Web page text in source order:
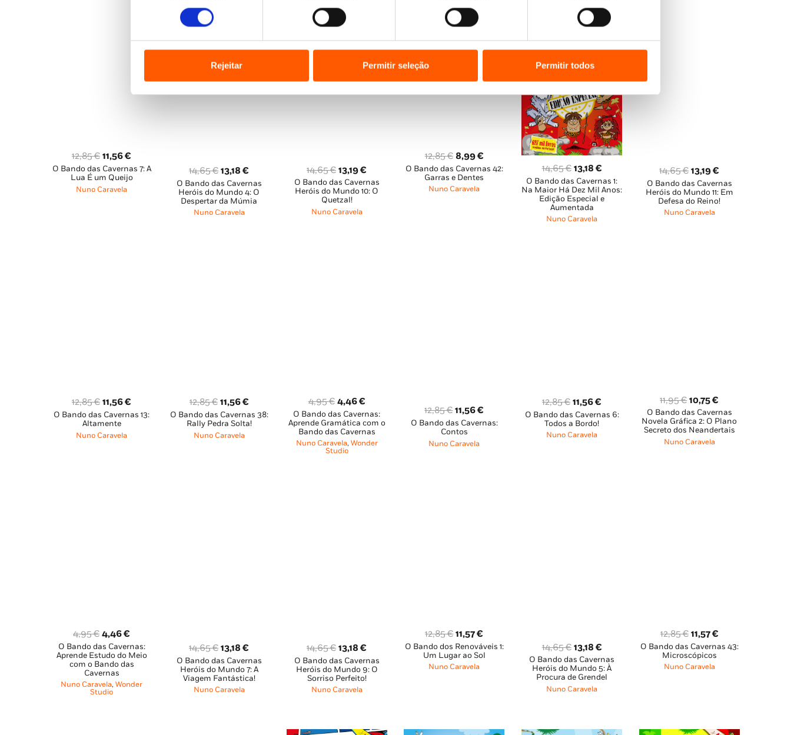
consentimento
Rejeitar Permitir seleção Permitir todos
12,85€ O
preço
original
11,56€
preço
O Bando das Cavernas 7: A
Lua É um Queijo
Nuno Caravela
14,65€O
preço
original
era:
13,18€
preço
atual
O Bando das Cavernas
Heróis do Mundo 4: O
Despertar da Múmia
Nuno Caravela
14,65€ O
preço
original
era:
13,19€
preço
atual
O Bando das Cavernas
Heróis do Mundo 10: O
Quetzal!
Nuno Caravela
12,85€ O
preço
original
8,99€O
preço
atual
O Bando das Cavernas 42:
Garras e Dentes
Nuno Caravela
14,65€ O
preço
original
era:
14,65 €.
13,18 €O
preço
atual
O Bando das Cavernas 1:
Na Maior Há Dez Mil Anos:
Edição Especial e
Aumentada
Nuno Caravela
14,65€O
preço
original
era:
13,19€
preço
atual
O Bando das Cavernas
Heróis do Mundo 11: Em
Defesa do Reino!
Nuno Caravela
12,85€ O
preço
original
11,56€
preço
O Bando das Cavernas 13:
Altamente
Nuno Caravela
12,85€ O
preço
original
11,56€O
preço
O Bando das Cavernas 38:
Rally Pedra Solta!
Nuno Caravela
4,95€ O
preço
original
era:
4,46€O
preço
atual
é:
O Bando das Cavernas:
Aprende Gramática com o
Bando das Cavernas
Nuno Caravela, Wonder
Studio
12,85€O
preço
original
11,56€
preço
O Bando das Cavernas:
Contos
Nuno Caravela
12,85€ O
preço
original
11,56€
preço
O Bando das Cavernas 6:
Todos a Bordo!
Nuno Caravela
11,95€O
preço
original
era:
10,75€
preço
atual
O Bando das Cavernas
Novela Gráfica 2: O Plano
Secreto dos Neandertais
Nuno Caravela
4,95€ O
preço
original
era:
4,95 €.
4,46€
preço
atual
4,46 €.
O Bando das Cavernas:
Aprende Estudo do Meio
com o Bando das
Cavernas
Nuno Caravela, Wonder
Studio
14,65€O
preço
original
era:
13,18€
preço
atual
O Bando das Cavernas
Heróis do Mundo 7: A
Viagem Fantástica!
Nuno Caravela
14,65€ O
preço
original
era:
13,18€
preço
atual
O Bando das Cavernas
Heróis do Mundo 9: O
Sorriso Perfeito!
Nuno Caravela
12,85€O
preço
original
11,57€
preço
atual
O Bando dos Renováveis 1:
Um Lugar ao Sol
Nuno Caravela
14,65€ O
preço
original
era:
13,18 €O
preço
atual
O Bando das Cavernas
Heróis do Mundo 5: À
Procura de Grendel
Nuno Caravela
12,85€ O
preço
original
11,57€O
preço
O Bando das Cavernas 43:
Microscópicos
Nuno Caravela